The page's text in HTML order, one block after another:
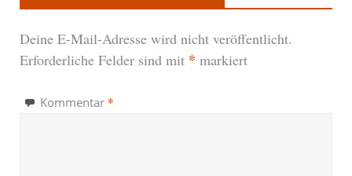
Deine E-Mail-Adresse wird nicht veröffentlicht.
Erforderliche Felder sind mit * markiert
Kommentar *